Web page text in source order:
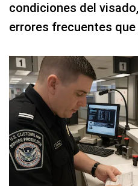
condiciones del
errores frecuentes